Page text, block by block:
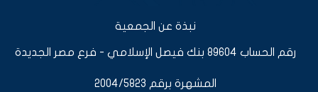
نبذة عن الجمعية
رقم الحساب 89604 بنك فيصل الإسلامي - فرع مصر الجديدة
المشهرة برقم 2004/5823